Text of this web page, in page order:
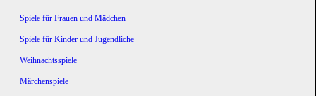
Spiele für Frauen und Mädchen
Spiele für Kinder und Jugendliche
Weihnachtsspiele
Märchenspiele